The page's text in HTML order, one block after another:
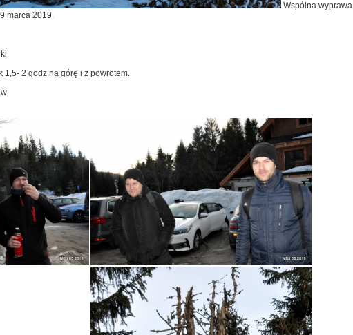
Wspólna wyprawa
marca 2019.
1,5- 2 godz na górę i z powrotem.